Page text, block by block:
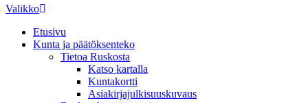
Valikko
Etusivu
Kunta ja päätöksenteko
Tietoa Ruskosta
Katso kartalla
Kuntakortti
Asiakirjajulkisuuskuvaus